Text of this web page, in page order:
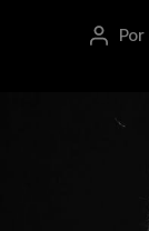
Autor
Por